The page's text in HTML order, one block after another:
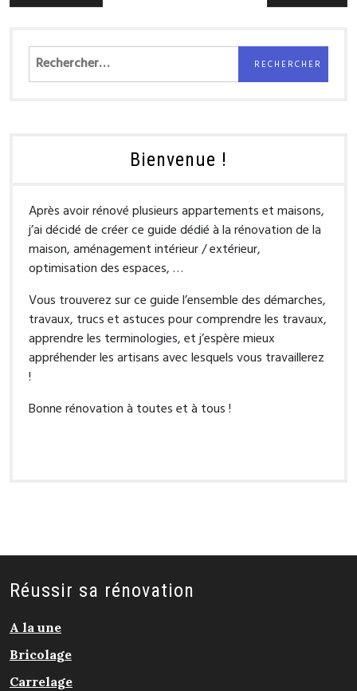
de
PRÉCÉDENT:
Rechercher :
Bienvenue !
Après avoir rénové plusieurs appartements et maisons,
j’ai décidé de créer ce guide dédié à la rénovation de la
maison, aménagement intérieur / extérieur,
optimisation des espaces, …
Vous trouverez sur ce guide l’ensemble des démarches,
travaux, trucs et astuces pour comprendre les travaux,
apprendre les terminologies, et j’espère mieux
appréhender les artisans avec lesquels vous travaillerez
!
Bonne rénovation à toutes et à tous !
Réussir sa rénovation
A la une
Bricolage
Carrelage